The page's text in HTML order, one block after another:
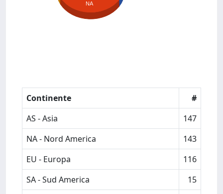
NA
Continente
#
AS - Asia
147
NA - Nord America
143
EU - Europa
116
SA - Sud America
15